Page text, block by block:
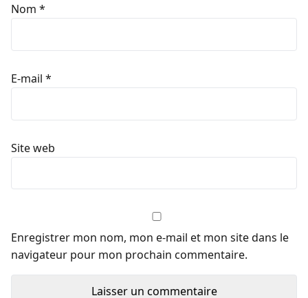
Nom *
E-mail *
Site web
Enregistrer mon nom, mon e-mail et mon site dans le
navigateur pour mon prochain commentaire.